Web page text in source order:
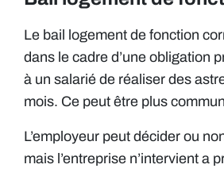
Le bail logement de fonction
dans le cadre d’une obligation
à un salarié de réaliser des
mois. Ce peut être plus
L’employeur peut décider ou
mais l’entreprise n’intervient a